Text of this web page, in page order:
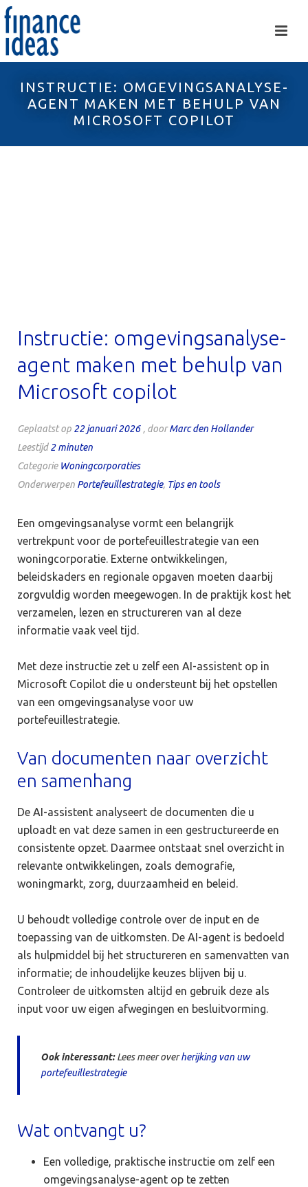
INSTRUCTIE: OMGEVINGSANALYSE-
AGENT MAKEN MET BEHULP VAN
MICROSOFT COPILOT
Instructie: omgevingsanalyse-
agent maken met behulp van
Microsoft copilot
Geplaatst op 22 januari 2026 , doorMarc den Hollander
Leestijd2minuten
Categorie Woningcorporaties
Onderwerpen Portefeuillestrategie, Tips en tools
Een omgevingsanalyse vormt een belangrijk
vertrekpunt voor de portefeuillestrategie van een
woningcorporatie. Externe ontwikkelingen,
beleidskaders en regionale opgaven moeten daarbij
zorgvuldig worden meegewogen. In de praktijk kost het
verzamelen, lezen en structureren van al deze
informatie vaak veel tijd.
Met deze instructie zet u zelf een AI-assistent op in
Microsoft Copilot die u ondersteunt bij het opstellen
van een omgevingsanalyse voor uw
portefeuillestrategie.
Van documenten naar overzicht
en samenhang
De AI-assistent analyseert de documenten die u
uploadt en vat deze samen in een gestructureerde en
consistente opzet. Daarmee ontstaat snel overzicht in
relevante ontwikkelingen, zoals demografie,
woningmarkt, zorg, duurzaamheid en beleid.
U behoudt volledige controle over de input en de
toepassing van de uitkomsten. De AI-agent is bedoeld
als hulpmiddel bij het structureren en samenvatten van
informatie; de inhoudelijke keuzes blijven bij u.
Controleer de uitkomsten altijd en gebruik deze als
input voor uw eigen afwegingen en besluitvorming.
Ook interessant:Lees meer overherijking van uw
portefeuillestrategie
Wat ontvangt u?
Een volledige, praktische instructie om zelf een
omgevingsanalyse-agent op te zetten